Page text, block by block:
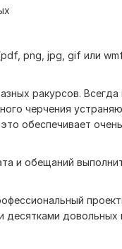
png, jpg, gif или
ракурсов.
черчения
обеспечивает
и обещаний
довольных